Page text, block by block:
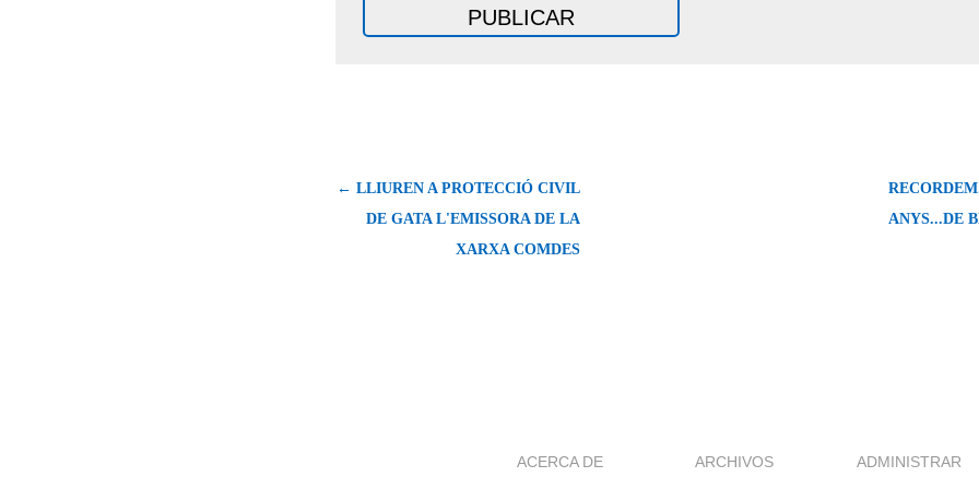
← LLIUREN A PROTECCIÓ CIVIL
DE GATA L'EMISSORA DE LA
XARXA COMDES
ANYS...DE
ACERCA DE ARCHIVOS ADMINISTRAR